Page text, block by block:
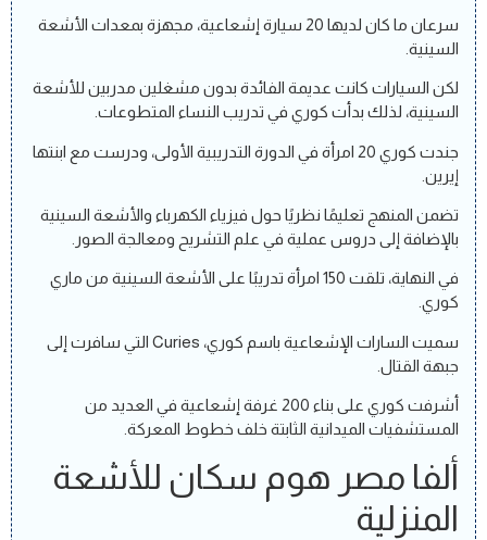
سرعان ما كان لديها 20 سيارة إشعاعية، مجهزة بمعدات الأشعة
السينية.
لكن السيارات كانت عديمة الفائدة بدون مشغلين مدربين للأشعة
السينية، لذلك بدأت كوري في تدريب النساء المتطوعات.
جندت كوري 20 امرأة في الدورة التدريبية الأولى، ودرست مع ابنتها
إيرين.
تضمن المنهج تعليمًا نظريًا حول فيزياء الكهرباء والأشعة السينية
بالإضافة إلى دروس عملية في علم التشريح ومعالجة الصور.
في النهاية، تلقت 150 امرأة تدريبًا على الأشعة السينية من ماري
كوري.
سميت السارات الإشعاعية باسم كوري، Curies التي سافرت إلى
جبهة القتال.
أشرفت كوري على بناء 200 غرفة إشعاعية في العديد من
المستشفيات الميدانية الثابتة خلف خطوط المعركة.
ألفا مصر هوم سكان للأشعة
المنزلية